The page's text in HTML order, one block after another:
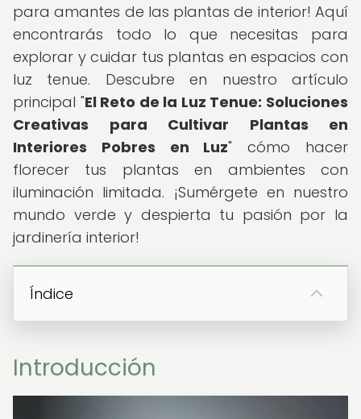
para amantes de las plantas de interior! Aquí
encontrarás todo lo que necesitas para
explorar y cuidar tus plantas en espacios con
luz tenue. Descubre en nuestro artículo
principal "El Reto de la Luz Tenue: Soluciones
Creativas para Cultivar Plantas en
Interiores Pobres en Luz" cómo hacer
florecer tus plantas en ambientes con
iluminación limitada. ¡Sumérgete en nuestro
mundo verde y despierta tu pasión por la
jardinería interior!
Índice
Introducción